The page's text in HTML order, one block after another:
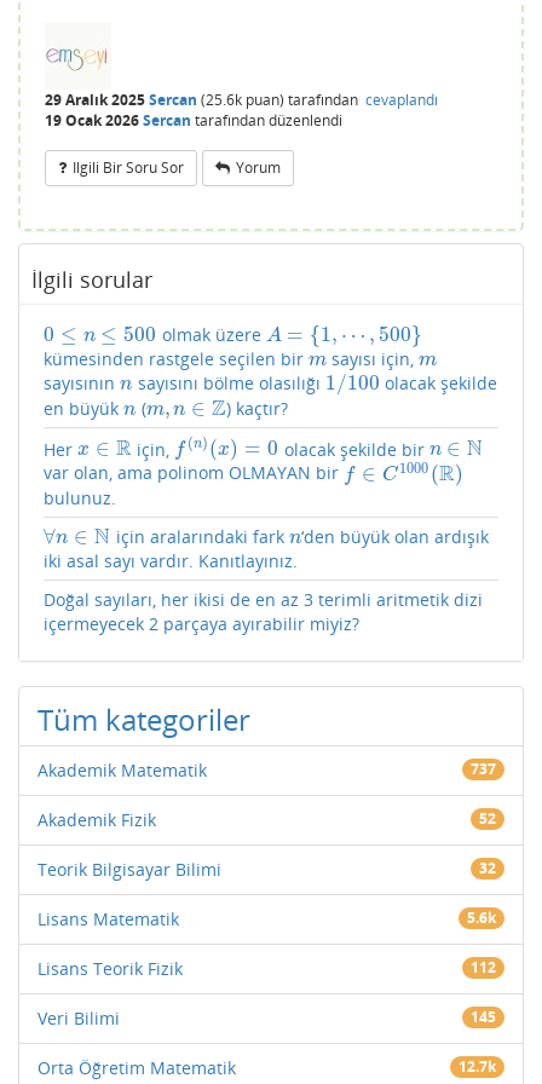
29 Aralık 2025Sercan (25.6k puan) tarafından cevaplandı
19 Ocak 2026Sercan tarafındandüzenlendi
Ilgili Bir Soru Sor Yorum
İlgili sorular
0 ≤ n ≤ 500
0 ≤n≤ 500 olmak üzere A = {1, ⋯ , 500}
A= {1, ⋯,500
kümesinden rastgele seçilen bir m
m sayısı için,m
m
sayısının n
n sayısını bölme olasılığı 1/100
1/100
olacak şekilde
en büyük n
n (m, n ∈ Z
m,n∈ Z
) kaçtır?
Her x ∈ R
x∈R için, f (n) (x) = 0
f(n)(x)=0 olacak şekilde bir n ∈ N
n∈N
var olan, ama polinom OLMAYAN bir f ∈ C 1000 (R)
f∈C 1000(R)
bulunuz.
∀n ∈ N
∀n∈N için aralarındaki fark n
n‘den büyük olan ardışık
iki asal sayı vardır. Kanıtlayınız.
Doğal sayıları, her ikisi de en az 3 terimli aritmetik dizi
içermeyecek 2 parçaya ayırabilir miyiz?
Tüm kategoriler
Akademik Matematik 737
Akademik Fizik 52
Teorik Bilgisayar Bilimi 32
Lisans Matematik 5.6k
Lisans Teorik Fizik 112
Veri Bilimi 145
Orta Öğretim Matematik 12.7k